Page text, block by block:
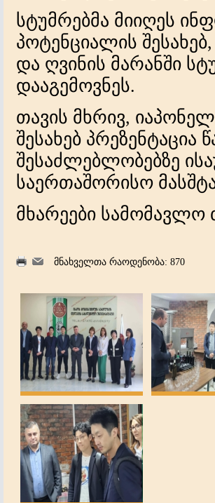
სტუმრებმა მიიღეს
პოტენციალის
და ღვინის მარანში
დააგემოვნეს.
თავის მხრივ,
შესახებ პრეზენტაცია
შესაძლებლობებზე
საერთაშორისო
მხარეები სამომავლო
მნახველთა რაოდენობა: 870